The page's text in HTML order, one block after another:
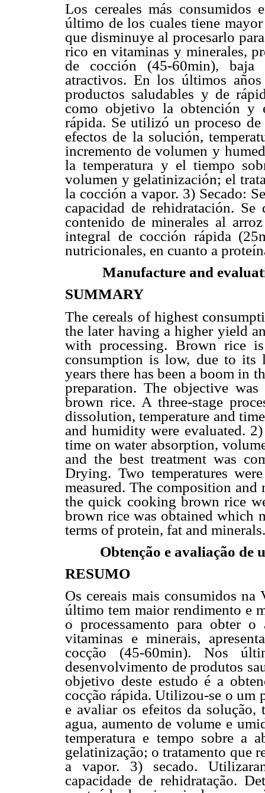
Los cereales más
último de los cuales tiene
que disminuye al procesarlo
rico en vitaminas y minerales,
de cocción (45-60min), baja
atractivos. En los últimos
productos saludables y de
como objetivo la obtención y
rápida. Se utilizó un proceso
efectos de la solución,
incremento de volumen y
la temperatura y el tiempo
volumen y gelatinización; el
la cocción a vapor. 3) Secado:
capacidad de rehidratación.
contenido de minerales al
integral de cocción rápida
nutricionales, en cuanto a
Manufacture and
SUMMARY
The cereals of highest
the later having a higher yield
with processing. Brown rice
consumption is low, due to its
years there has been a boom in
preparation. The objective
brown rice. A three-stage
dissolution, temperature and
and humidity were evaluated.
time on water absorption,
and the best treatment was
Drying. Two temperatures
measured. The composition
the quick cooking brown rice
brown rice was obtained which
terms of protein, fat and minerals.
Obtenção e avaliação de
RESUMO
Os cereais mais consumidos
último tem maior rendimento e
o processamento para obter
vitaminas e minerais,
cocção (45-60min). Nos
desenvolvimento de produtos
objetivo deste estudo é a
cocção rápida. Utilizou-se o um
e avaliar os efeitos da solução,
agua, aumento de volume e
temperatura e tempo sobre a
gelatinização; o tratamento que
a vapor. 3) secado.
capacidade de rehidratação.